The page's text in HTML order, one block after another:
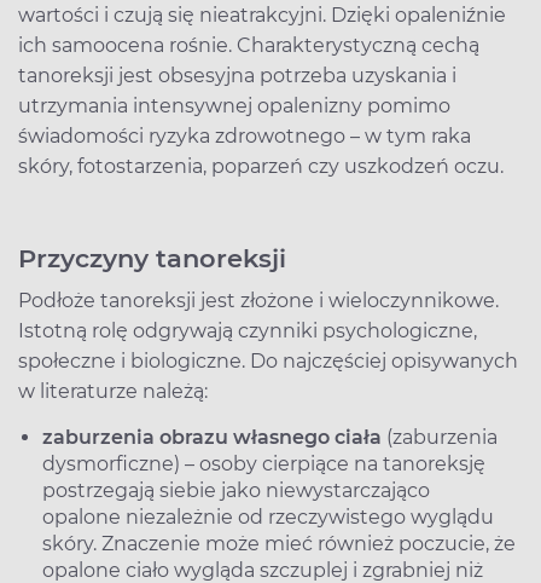
wartości i czują się nieatrakcyjni. Dzięki opaleniźnie
ich samoocena rośnie. Charakterystyczną cechą
tanoreksji jest obsesyjna potrzeba uzyskania i
utrzymania intensywnej opalenizny pomimo
świadomości ryzyka zdrowotnego – w tym raka
skóry, fotostarzenia, poparzeń czy uszkodzeń oczu.
Przyczyny tanoreksji
Podłoże tanoreksji jest złożone i wieloczynnikowe.
Istotną rolę odgrywają czynniki psychologiczne,
społeczne i biologiczne. Do najczęściej opisywanych
w literaturze należą:
zaburzenia obrazu własnego ciała (zaburzenia
dysmorficzne) – osoby cierpiące na tanoreksję
postrzegają siebie jako niewystarczająco
opalone niezależnie od rzeczywistego wyglądu
skóry. Znaczenie może mieć również poczucie, że
opalone ciało wygląda szczuplej i zgrabniej niż